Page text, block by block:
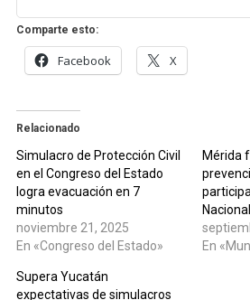
Comparte esto:
Facebook X
Relacionado
Simulacro de Protección Civil
en el Congreso del Estado
logra evacuación en 7
minutos
noviembre 21, 2025
En «Congreso del Estado»
Mérida
En
Supera Yucatán
expectativas de simulacros